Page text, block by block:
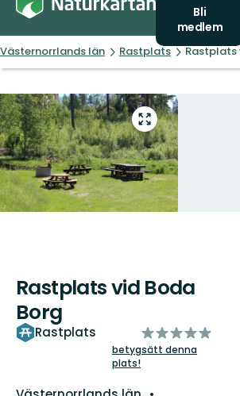
Bli
medlem
Västernorrlands län Rastplats Rastplats
Gå
till
helskärmsläge
Rastplats vid Boda
Borg
Rastplats
av
5
stjärnor
betygsätt denna
plats!
Län: